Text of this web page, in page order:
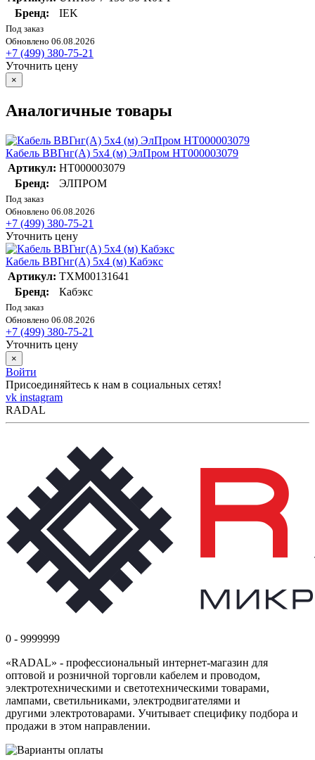
Бренд:
IEK
Под заказ
Обновлено 06.08.2026
+7 (499) 380-75-21
Уточнить цену
×
Аналогичные товары
Кабель ВВГнг(А) 5х4 (м) ЭлПром НТ000003079
Артикул: НТ000003079
Бренд:
ЭЛПРОМ
Под заказ
Обновлено 06.08.2026
+7 (499) 380-75-21
Уточнить цену
Кабель ВВГнг(А) 5х4 (м) Кабэкс
Артикул: ТХМ00131641
Бренд:
Кабэкс
Под заказ
Обновлено 06.08.2026
+7 (499) 380-75-21
Уточнить цену
×
Войти
Присоединяйтесь к нам в социальных сетях!
vk instagram
RADAL
0 - 9999999
«RADAL» - профессиональный интернет-магазин для
оптовой и розничной торговли кабелем и проводом,
электротехническими и светотехническими товарами,
лампами, светильниками, электродвигателями и
другими электротоварами. Учитывает специфику подбора и
продажи в этом направлении.